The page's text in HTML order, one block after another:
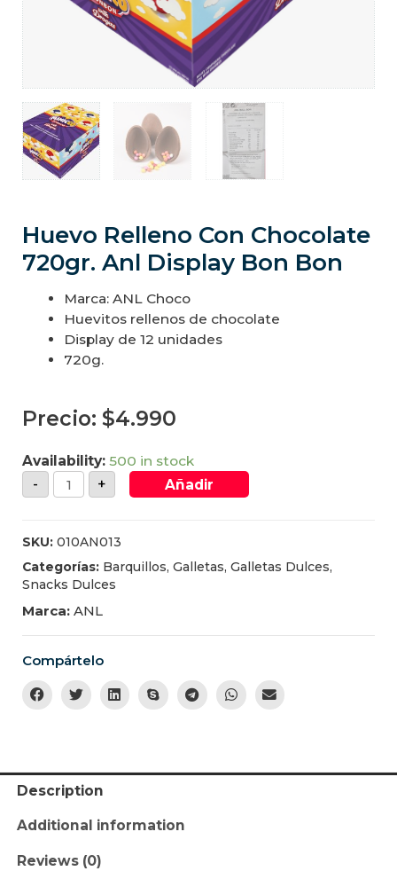
Huevo Relleno Con Chocolate
720gr. Anl Display Bon Bon
Marca: ANL Choco
Huevitos rellenos de chocolate
Display de 12 unidades
720g.
Precio: $4.990
Availability: 500 in stock
-
+ Añadir
SKU: 010AN013
Categorías: Barquillos, Galletas, Galletas Dulces,
Snacks Dulces
Marca: ANL
Compártelo
Description
Additional information
Reviews (0)